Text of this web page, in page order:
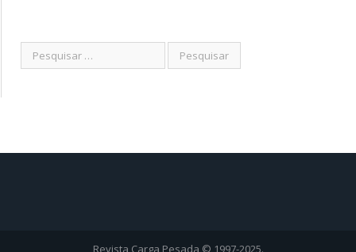
Revista Carga Pesada © 1997-2025.